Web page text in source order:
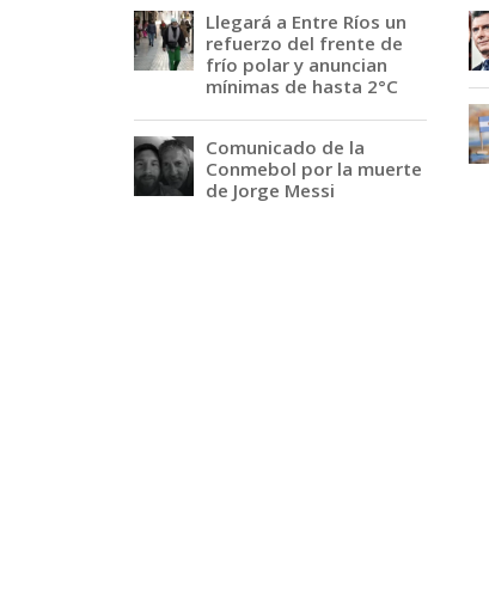
Llegará a Entre Ríos un
refuerzo del frente de
frío polar y anuncian
mínimas de hasta 2°C
Comunicado de la
Conmebol por la muerte
de Jorge Messi